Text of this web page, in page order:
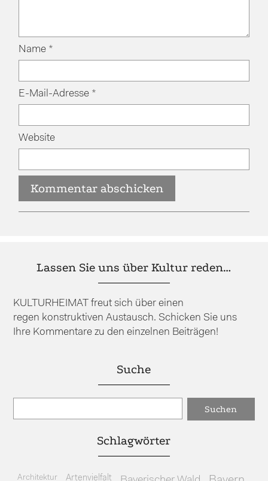
Name *
E-Mail-Adresse *
Website
Lassen Sie uns über Kultur reden…
KULTURHEIMAT freut sich über einen
regen konstruktiven Austausch. Schicken Sie uns
Ihre Kommentare zu den einzelnen Beiträgen!
Suche
Schlagwörter
Architektur Artenvielfalt